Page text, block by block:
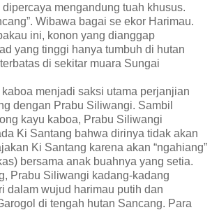
mengandung tuah khusus.
Wibawa bagai se ekor Harimau.
ini, konon yang dianggap
yang tinggi hanya tumbuh di hutan
di sekitar muara Sungai
menjadi saksi utama perjanjian
dengan Prabu Siliwangi. Sambil
kayu kaboa, Prabu Siliwangi
Ki Santang bahwa dirinya tidak akan
Ki Santang karena akan “ngahiang”
bersama anak buahnya yang setia.
Prabu Siliwangi kadang-kadang
dalam wujud harimau putih dan
di tengah hutan Sancang. Para